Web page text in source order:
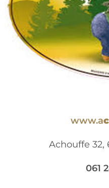
www.a
Achouffe 32,
061